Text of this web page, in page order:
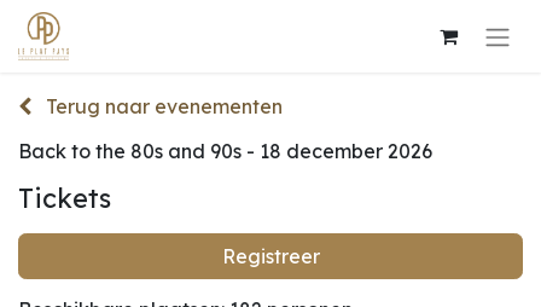
Terug naar evenementen
Back to the 80s and 90s - 18 december 2026
Tickets
Registreer